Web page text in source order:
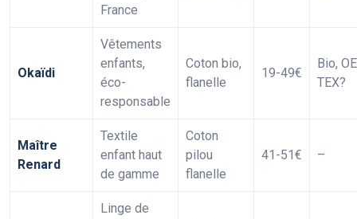
France
Okaïdi
Vêtements
enfants,
éco-
responsable
Coton bio,
flanelle
19-49€
Bio,
TEX?
Maître
Renard
Textile
enfant haut
de gamme
Coton
pilou
flanelle
41-51€ –
Linge de